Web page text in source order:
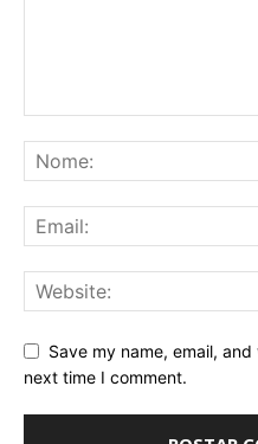
Save my name, email,
next time I comment.